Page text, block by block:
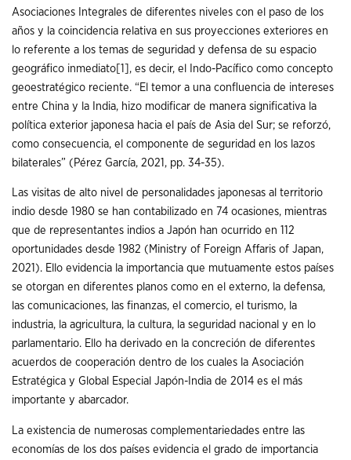
Asociaciones Integrales de diferentes niveles con el paso de los
años y la coincidencia relativa en sus proyecciones exteriores en
lo referente a los temas de seguridad y defensa de su espacio
geográfico inmediato[1] , es decir, el Indo-Pacífico como concepto
geoestratégico reciente. “El temor a una confluencia de intereses
entre China y la India, hizo modificar de manera significativa la
política exterior japonesa hacia el país de Asia del Sur; se reforzó,
como consecuencia, el componente de seguridad en los lazos
bilaterales” (Pérez García, 2021, pp. 34-35).
Las visitas de alto nivel de personalidades japonesas al territorio
indio desde 1980 se han contabilizado en 74 ocasiones, mientras
que de representantes indios a Japón han ocurrido en 112
oportunidades desde 1982 (Ministry of Foreign Affaris of Japan,
2021). Ello evidencia la importancia que mutuamente estos países
se otorgan en diferentes planos como en el externo, la defensa,
las comunicaciones, las finanzas, el comercio, el turismo, la
industria, la agricultura, la cultura, la seguridad nacional y en lo
parlamentario. Ello ha derivado en la concreción de diferentes
acuerdos de cooperación dentro de los cuales la Asociación
Estratégica y Global Especial Japón-India de 2014 es el más
importante y abarcador.
La existencia de numerosas complementariedades entre las
economías de los dos países evidencia el grado de importancia